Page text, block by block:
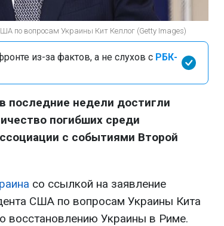
по вопросам Украины Кит Келлог (Getty Images)
из-за фактов, а не слухов с РБК-
последние недели достигли
погибших среди
с событиями Второй
со ссылкой на заявление
США по вопросам Украины Кита
восстановлению Украины в Риме.